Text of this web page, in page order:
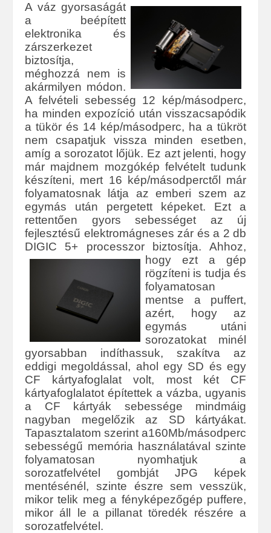
A váz gyorsaságát
a beépített
elektronika és
zárszerkezet
biztosítja,
méghozzá nem is
akármilyen módon.
A felvételi sebesség 12 kép/másodperc,
ha minden expozíció után visszacsapódik
a tükör és 14 kép/másodperc, ha a tükröt
nem csapatjuk vissza minden esetben,
amíg a sorozatot lőjük. Ez azt jelenti, hogy
már majdnem mozgókép felvételt tudunk
készíteni, mert 16 kép/másodperctől már
folyamatosnak látja az emberi szem az
egymás után pergetett képeket. Ezt a
rettentően gyors sebességet az új
fejlesztésű elektromágneses zár és a 2 db
DIGIC 5+ processzor biztosítja. Ahhoz,
hogy ezt a gép
rögzíteni is tudja és
folyamatosan
mentse a puffert,
azért, hogy az
egymás utáni
sorozatokat minél
gyorsabban indíthassuk, szakítva az
eddigi megoldással, ahol egy SD és egy
CF kártyafoglalat volt, most két CF
kártyafoglalatot építettek a vázba, ugyanis
a CF kártyák sebessége mindmáig
nagyban megelőzik az SD kártyákat.
Tapasztalatom szerint a160Mb/másodperc
sebességű memória használatával szinte
folyamatosan nyomhatjuk a
sorozatfelvétel gombját JPG képek
mentésénél, szinte észre sem vesszük,
mikor telik meg a fényképezőgép puffere,
mikor áll le a pillanat töredék részére a
sorozatfelvétel.